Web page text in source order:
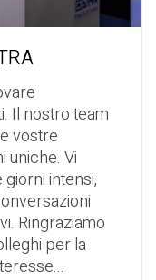
Il nostro team
vostre
uniche. Vi
intensi,
Ringraziamo
per la